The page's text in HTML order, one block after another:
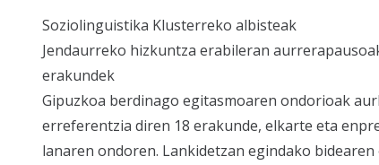
Soziolinguistika Klusterreko albisteak
Jendaurreko hizkuntza erabileran
erakundek
Gipuzkoa berdinago egitasmoaren ondorioak
erreferentzia diren 18 erakunde, elkarte eta
lanaren ondoren. Lankidetzan egindako